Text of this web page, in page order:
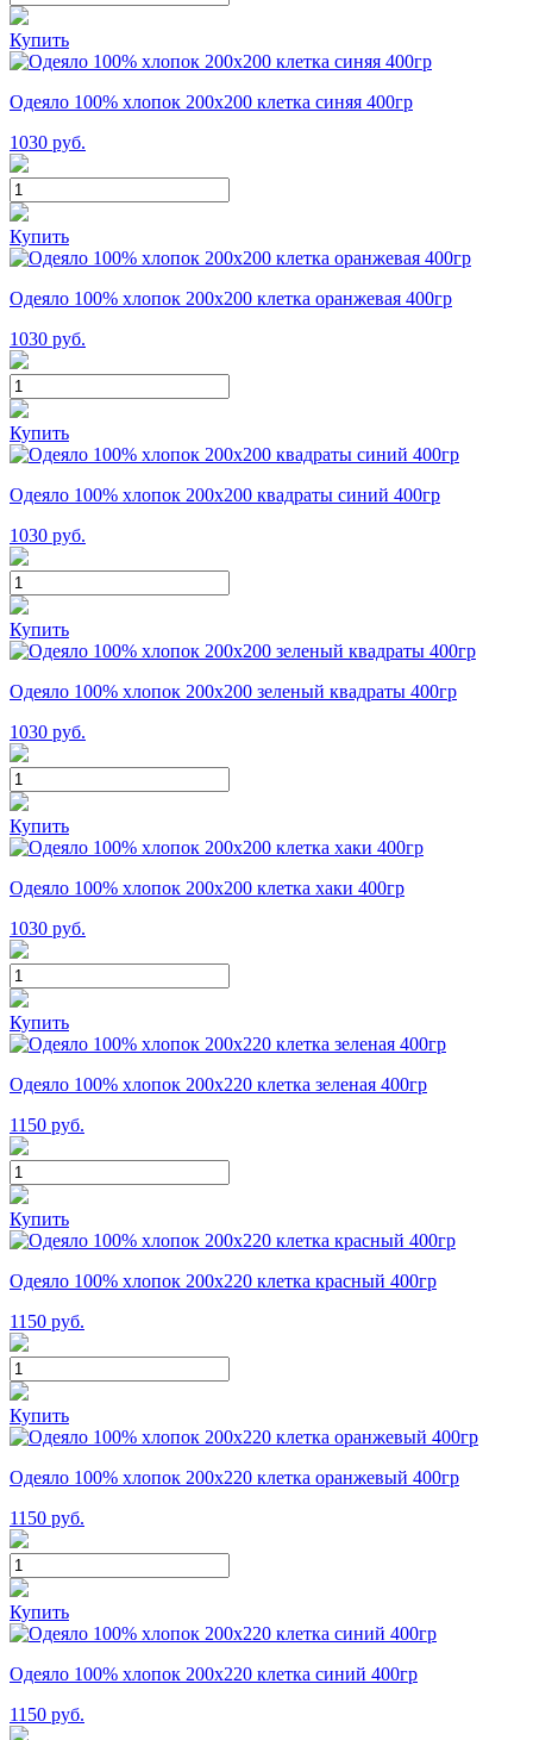
Купить
Одеяло 100% хлопок 200x200 клетка синяя 400гр
1030 руб.
Купить
Одеяло 100% хлопок 200x200 клетка оранжевая 400гр
1030 руб.
Купить
Одеяло 100% хлопок 200x200 квадраты синий 400гр
1030 руб.
Купить
Одеяло 100% хлопок 200x200 зеленый квадраты 400гр
1030 руб.
Купить
Одеяло 100% хлопок 200x200 клетка хаки 400гр
1030 руб.
Купить
Одеяло 100% хлопок 200x220 клетка зеленая 400гр
1150 руб.
Купить
Одеяло 100% хлопок 200x220 клетка красный 400гр
1150 руб.
Купить
Одеяло 100% хлопок 200x220 клетка оранжевый 400гр
1150 руб.
Купить
Одеяло 100% хлопок 200x220 клетка синий 400гр
1150 руб.